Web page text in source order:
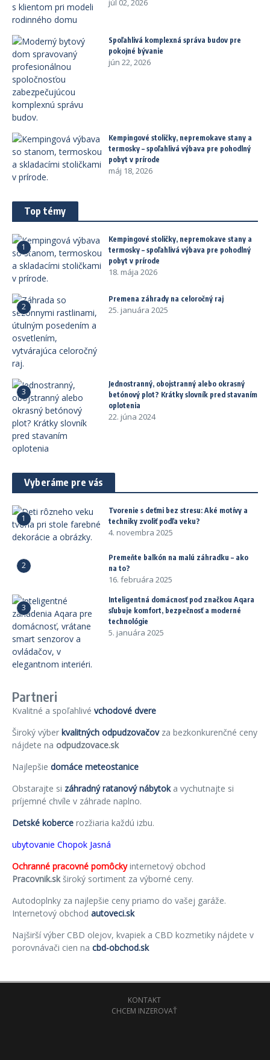
júl 02, 2026
Spoľahlivá komplexná správa budov pre
pokojné bývanie
jún 22, 2026
Kempingové stoličky, nepremokave stany a
termosky – spoľahlivá výbava pre pohodlný
pobyt v prírode
máj 18, 2026
Top témy
1
Kempingové stoličky, nepremokave stany a
termosky – spoľahlivá výbava pre pohodlný
pobyt v prírode
18. mája 2026
2
Premena záhrady na celoročný raj
25. januára 2025
3
Jednostranný, obojstranný alebo okrasný
betónový plot? Krátky slovník pred stavaním
oplotenia
22. júna 2024
Vyberáme pre vás
1
Tvorenie s deťmi bez stresu: Aké motívy a
techniky zvoliť podľa veku?
4. novembra 2025
2
Premeňte balkón na malú záhradku – ako
na to?
16. februára 2025
3
Inteligentná domácnosť pod značkou Aqara
sľubuje komfort, bezpečnosť a moderné
technológie
5. januára 2025
Partneri
Kvalitné a spoľahlivé vchodové dvere
Široký výber kvalitných odpudzovačovza bezkonkurenčné ceny
nájdete na odpudzovace.sk
Najlepšie domáce meteostanice
Obstarajte si záhradný ratanový nábytoka vychutnajte si
príjemné chvíle v záhrade naplno.
Detské koberce rozžiaria každú izbu.
ubytovanie Chopok Jasná
Ochranné pracovné pomôckyinternetový obchod
Pracovnik.skširoký sortiment za výborné ceny.
Autodoplnky za najlepšie ceny priamo do vašej garáže.
Internetový obchod autoveci.sk
Najširší výber CBD olejov, kvapiek a CBD kozmetiky nájdete v
porovnávači cien na cbd-obchod.sk
KONTAKT
CHCEM INZEROVAŤ